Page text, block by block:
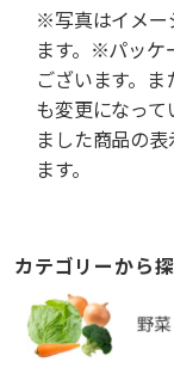
※写真はイメー
ます。※パッケ
ございます。
も変更になって
ました商品の
ます。
カテゴリーから